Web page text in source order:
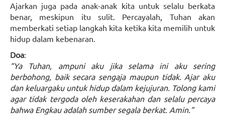
Ajarkan juga pada anak-anak kita untuk selalu berkata
benar, meskipun itu sulit. Percayalah, Tuhan akan
memberkati setiap langkah kita ketika kita memilih untuk
hidup dalam kebenaran.
Doa:
“Ya Tuhan, ampuni aku jika selama ini aku sering
berbohong, baik secara sengaja maupun tidak. Ajar aku
dan keluargaku untuk hidup dalam kejujuran. Tolong kami
agar tidak tergoda oleh keserakahan dan selalu percaya
bahwa Engkau adalah sumber segala berkat. Amin.”